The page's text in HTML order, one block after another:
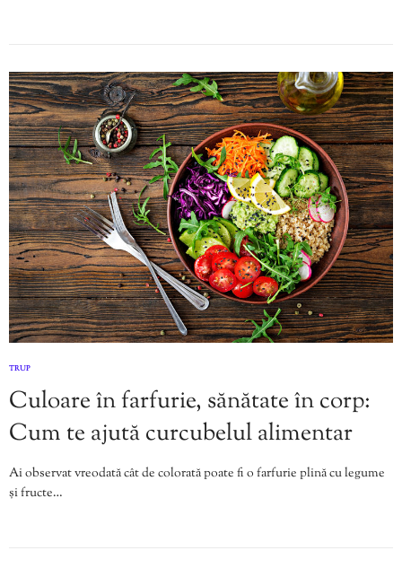
TRUP
Culoare în farfurie, sănătate în corp:
Cum te ajută curcubelul alimentar
Ai observat vreodată cât de colorată poate fi o farfurie plină cu legume
și fructe…